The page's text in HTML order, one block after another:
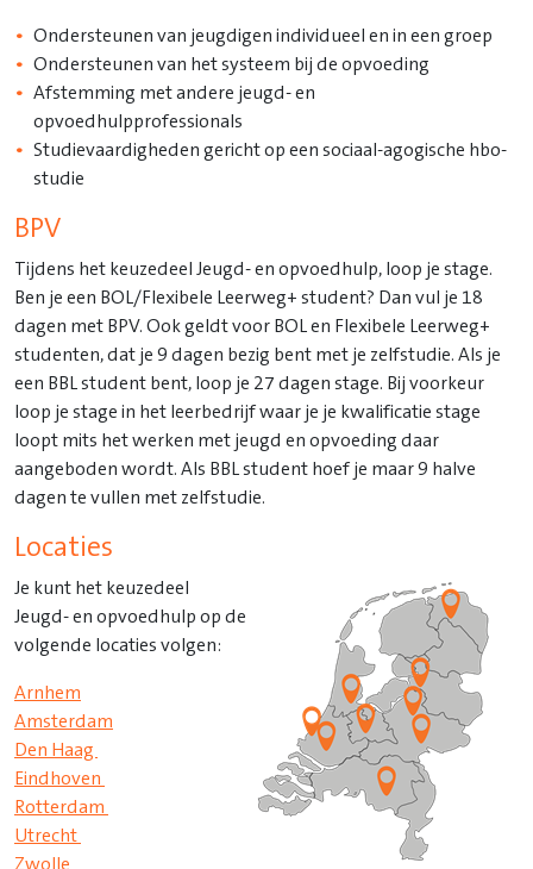
Ondersteunen van jeugdigen individueel en in een groep
Ondersteunen van het systeem bij de opvoeding
Afstemming met andere jeugd- en
opvoedhulpprofessionals
Studievaardigheden gericht op een sociaal-agogische hbo-
studie
BPV
Tijdens het keuzedeel Jeugd- en opvoedhulp, loop je stage.
Ben je een BOL/Flexibele Leerweg+ student? Dan vul je 18
dagen met BPV. Ook geldt voor BOL en Flexibele Leerweg+
studenten, dat je 9 dagen bezig bent met je zelfstudie. Als je
een BBL student bent, loop je 27 dagen stage. Bij voorkeur
loop je stage in het leerbedrijf waar je je kwalificatie stage
loopt mits het werken met jeugd en opvoeding daar
aangeboden wordt. Als BBL student hoef je maar 9 halve
dagen te vullen met zelfstudie.
Locaties
Je kunt het keuzedeel
Jeugd- en opvoedhulp op de
volgende locaties volgen:
Arnhem
Amsterdam
Den Haag
Eindhoven
Rotterdam
Utrecht
Zwolle